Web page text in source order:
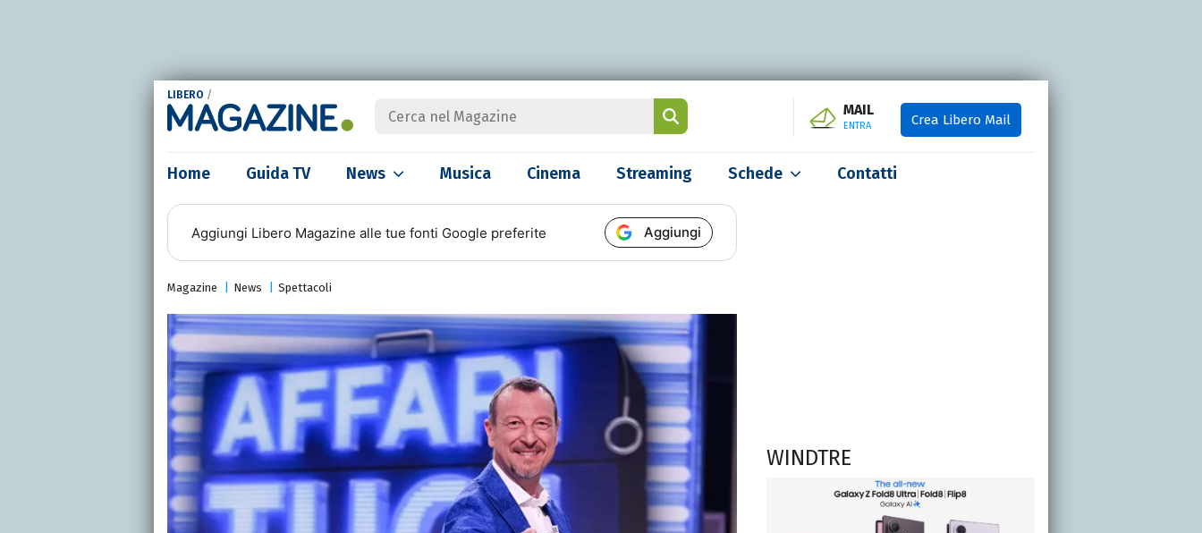
LIBERO /
MAIL
ENTRA Crea Libero Mail
Home Guida TV News Musica Cinema Streaming Schede Contatti
Aggiungi Libero Magazine alle tue fonti Google preferite Aggiungi
Magazine News Spettacoli
WINDTRE